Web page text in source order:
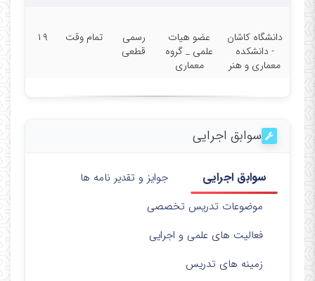
دانشگاه کاشان
- دانشکده
معماری و هنر
عضو هیات
علمی _ گروه
معماری
رسمی
قطعی
تمام وقت ۱۹
سوابق اجرایی
سوابق اجرایی
جوایز و تقدیر نامه ها
موضوعات تدریس تخصصی
فعالیت های علمی و اجرایی
زمینه های تدریس